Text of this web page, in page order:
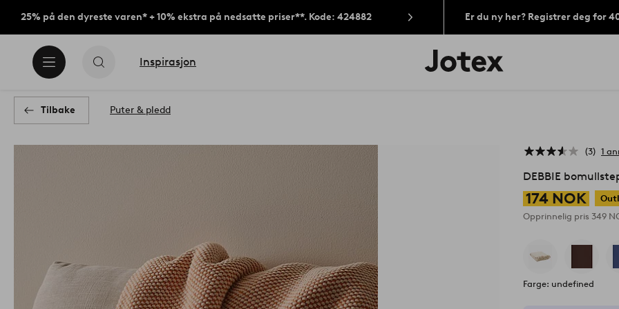
25% på den dyreste varen* + 10% ekstra på nedsatte priser**. Kode: 424882 Er du ny her? Registrer deg for
Inspirasjon
Jotex’
logo
Tilbake Puter & pledd
3 1
DEBBIE
174 NOK
Opprinnelig pris349
Farge: undefined